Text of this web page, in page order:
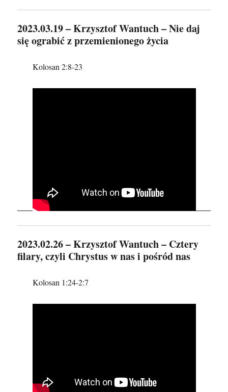
2023.03.19 – Krzysztof Wantuch – Nie daj
się ograbić z przemienionego życia
Kolosan 2:8-23
2023.02.26 – Krzysztof Wantuch – Cztery
filary, czyli Chrystus w nas i pośród nas
Kolosan 1:24-2:7